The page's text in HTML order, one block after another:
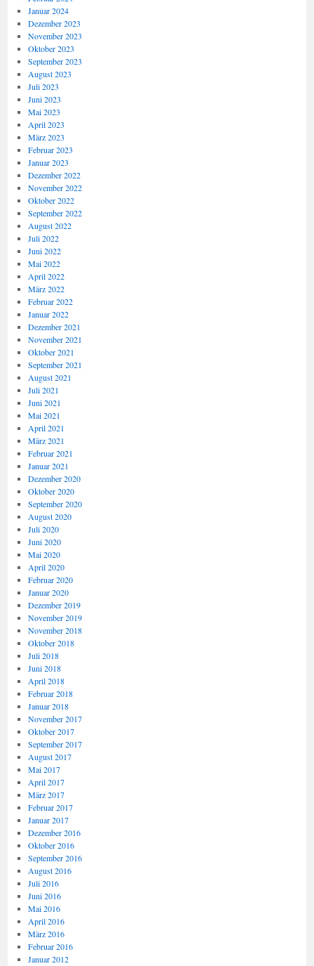
Januar 2024
Dezember 2023
November 2023
Oktober 2023
September 2023
August 2023
Juli 2023
Juni 2023
Mai 2023
April 2023
März 2023
Februar 2023
Januar 2023
Dezember 2022
November 2022
Oktober 2022
September 2022
August 2022
Juli 2022
Juni 2022
Mai 2022
April 2022
März 2022
Februar 2022
Januar 2022
Dezember 2021
November 2021
Oktober 2021
September 2021
August 2021
Juli 2021
Juni 2021
Mai 2021
April 2021
März 2021
Februar 2021
Januar 2021
Dezember 2020
Oktober 2020
September 2020
August 2020
Juli 2020
Juni 2020
Mai 2020
April 2020
Februar 2020
Januar 2020
Dezember 2019
November 2019
November 2018
Oktober 2018
Juli 2018
Juni 2018
April 2018
Februar 2018
Januar 2018
November 2017
Oktober 2017
September 2017
August 2017
Mai 2017
April 2017
März 2017
Februar 2017
Januar 2017
Dezember 2016
Oktober 2016
September 2016
August 2016
Juli 2016
Juni 2016
Mai 2016
April 2016
März 2016
Februar 2016
Januar 2012